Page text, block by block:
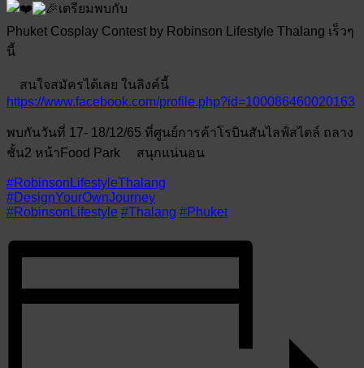
เตรียมพบกับ
Phuket​ Cosplay​ Contest​ by​ Robinson​ Lifestyle​ Thalang เร็วๆ
นี้
สนใจสมัครได้เลย​ ในลิงค์นี้
https://www.facebook.com/profile.php?id=100086460020163
พบกัน​วันที่​ 17​- 18/12/65​ ที่ศูนย์การค้าโรบินสันไลฟ์สไตล์​ ถลาง​
ชั้น2​ หน้าFood​ Park
สนุกแน่นอน
#RobinsonLifestyleThalang
#DesignYourOwnJourney
#RobinsonLifestyle #Thalang #Phuket